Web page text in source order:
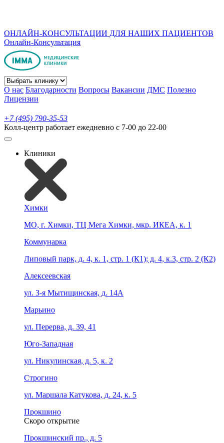
ОНЛАЙН-КОНСУЛЬТАЦИИ ДЛЯ НАШИХ ПАЦИЕНТОВ
Онлайн-Консультация
О нас Благодарности Вопросы Вакансии ДМС Полезно
Лицензии
+7 (495) 790-35-53
Колл-центр работает ежедневно с 7-00 до 22-00
Клиники
Химки
МО, г. Химки, ТЦ Мега Химки, мкр. ИКЕА, к. 1
Коммунарка
Липовый парк, д. 4, к. 1, стр. 1 (К1); д. 4, к.3, стр. 2 (К2)
Алексеевская
ул. 3-я Мытищинская, д. 14А
Марьино
ул. Перерва, д. 39, 41
Юго-Западная
ул. Никулинская, д. 5, к. 2
Строгино
ул. Маршала Катукова, д. 24, к. 5
Прокшино
Скоро открытие
Прокшинский пр., д. 5